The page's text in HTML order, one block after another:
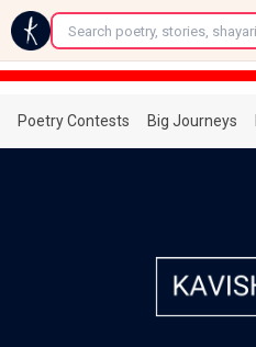
←
Poetry Contests Big Journeys